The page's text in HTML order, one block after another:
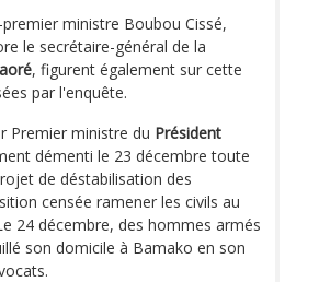
ministre Boubou Cissé,
le secrétaire-général de la
, figurent également sur cette
par l'enquête.
Premier ministre du Président
démenti le 23 décembre toute
de déstabilisation des
censée ramener les civils au
24 décembre, des hommes armés
son domicile à Bamako en son